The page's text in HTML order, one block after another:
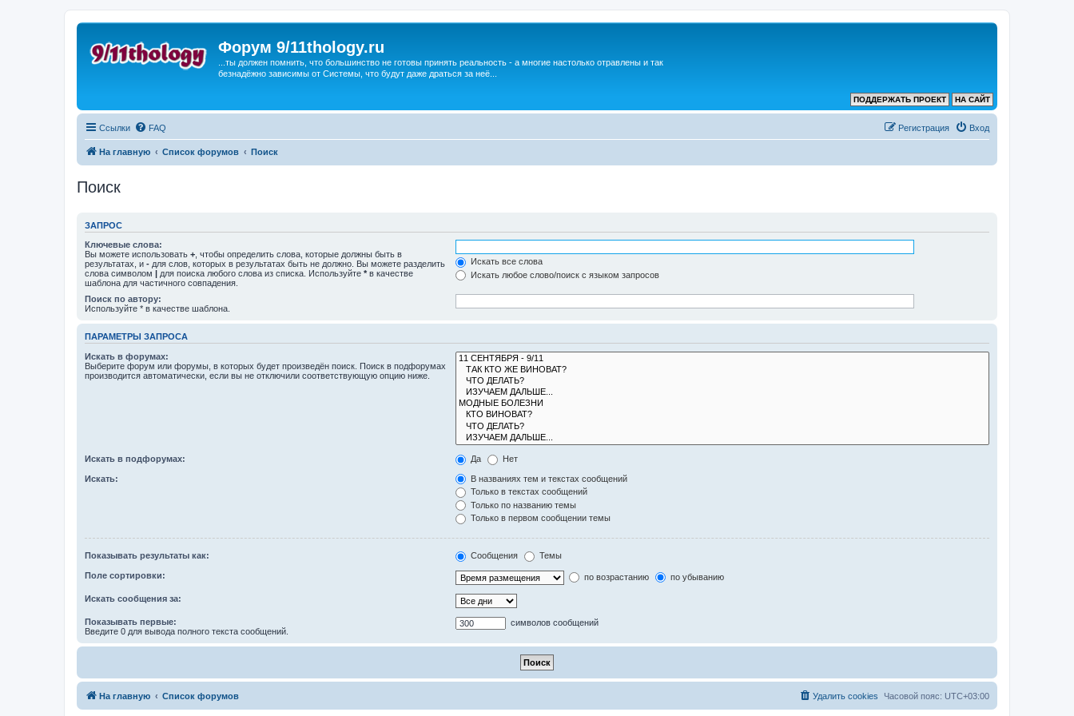
Форум 9/11thology.ru
...ты должен помнить, что большинство не готовы принять реальность - а многие настолько отравлены и так
безнадёжно зависимы от Системы, что будут даже драться за неё...
НА САЙТ
ПОДДЕРЖАТЬ ПРОЕКТ
Ссылки FAQ Вход
Регистрация
На главную Список форумов Поиск
Поиск
ЗАПРОС
Ключевые слова:
Вы можете использовать + , чтобы определить слова, которые должны быть в
результатах, и - для слов, которых в результатах быть не должно. Вы можете разделить
слова символом | для поиска любого слова из списка. Используйте * в качестве
шаблона для частичного совпадения.
Искать все слова
Искать любое слово/поиск с языком запросов
Поиск по автору:
Используйте * в качестве шаблона.
ПАРАМЕТРЫ ЗАПРОСА
Искать в форумах:
Выберите форум или форумы, в которых будет произведён поиск. Поиск в подфорумах
производится автоматически, если вы не отключили соответствующую опцию ниже.
Искать в подфорумах: Да Нет
Искать:
В названиях тем и текстах сообщений
Только в текстах сообщений
Только по названию темы
Только в первом сообщении темы
Показывать результаты как: Сообщения Темы
Поле сортировки: по возрастанию по убыванию
Искать сообщения за:
Показывать первые:
Введите 0 для вывода полного текста сообщений.
символов сообщений
На главную Список форумов Часовой пояс: UTC+03:00
Удалить cookies